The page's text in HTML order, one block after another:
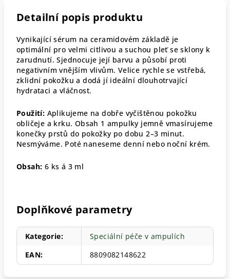
Detailní popis produktu
Vynikající sérum na ceramidovém základě je
optimální pro velmi citlivou a suchou pleť se sklony k
zarudnutí. Sjednocuje její barvu a působí proti
negativním vnějším vlivům. Velice rychle se vstřebá,
zklidní pokožku a dodá jí ideální dlouhotrvající
hydrataci a vláčnost.
Použití: Aplikujeme na dobře vyčištěnou pokožku
obličeje a krku. Obsah 1 ampulky jemně vmasírujeme
konečky prstů do pokožky po dobu 2–3 minut.
Nesmýváme. Poté naneseme denní nebo noční krém.
Obsah: 6 ks á 3 ml
Doplňkové parametry
Kategorie:
Speciální péče v ampulích
EAN: 8809082148622